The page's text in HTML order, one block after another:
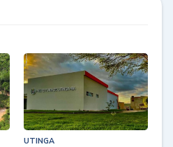
UTINGA